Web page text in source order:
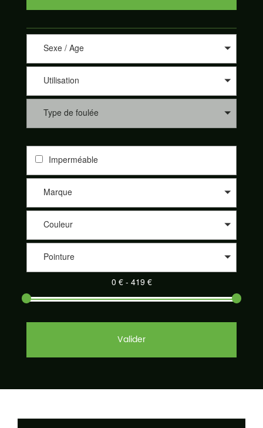
Sexe / Age
Utilisation
Type de foulée
Imperméable
Marque
Couleur
Pointure
Valider